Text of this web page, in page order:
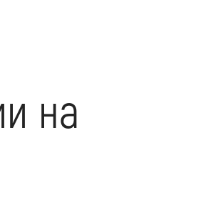
на